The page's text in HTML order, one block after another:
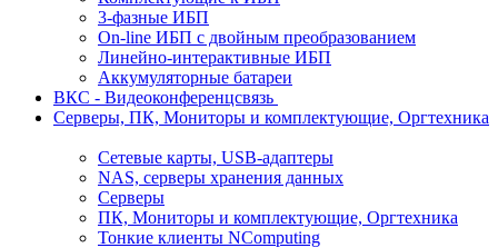
3-фазные ИБП
On-line ИБП с двойным преобразованием
Линейно-интерактивные ИБП
Аккумуляторные батареи
ВКС - Видеоконференцсвязь
Серверы, ПК, Мониторы и комплектующие, Оргтехника
Сетевые карты, USB-адаптеры
NAS, серверы хранения данных
Серверы
ПК, Мониторы и комплектующие, Оргтехника
Тонкие клиенты NComputing